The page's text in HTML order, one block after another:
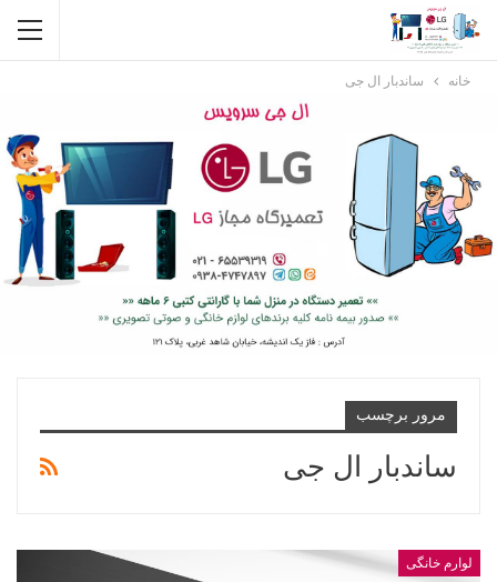
خانه ساندبار ال جی
مرور برچسب
ساندبار ال جی
لوارم خانگی